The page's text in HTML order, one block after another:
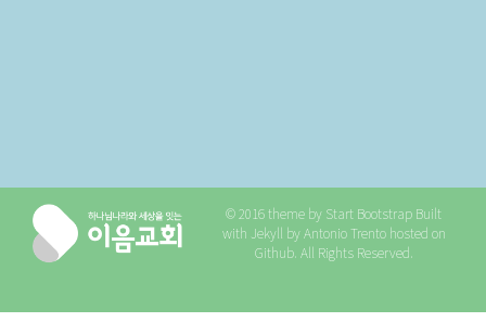
© 2016 theme by Start Bootstrap Built
with Jekyll byAntonio Trentohosted on
Github. All Rights Reserved.